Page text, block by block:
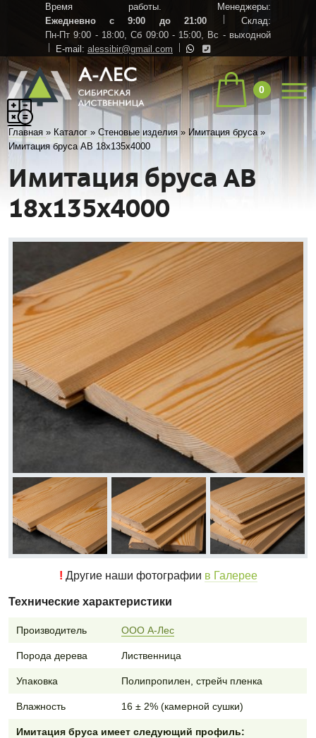
Время работы. Менеджеры:
Ежедневно с 9:00 до 21:00
Склад:
Пн-Пт 9:00 - 18:00, Сб 09:00 - 15:00, Вс - выходной
E-mail: alessibir@gmail.com
0
Главная » Каталог »Стеновые изделия » Имитация бруса »
Имитация бруса АВ 18х135х4000
Имитация бруса АВ
18х135х4000
! Другие наши фотографии в Галерее
Технические характеристики
Производитель ООО А-Лес
Порода дерева Лиственница
Упаковка Полипропилен, стрейч пленка
Влажность 16 ± 2% (камерной сушки)
Имитация бруса имеет следующий профиль: